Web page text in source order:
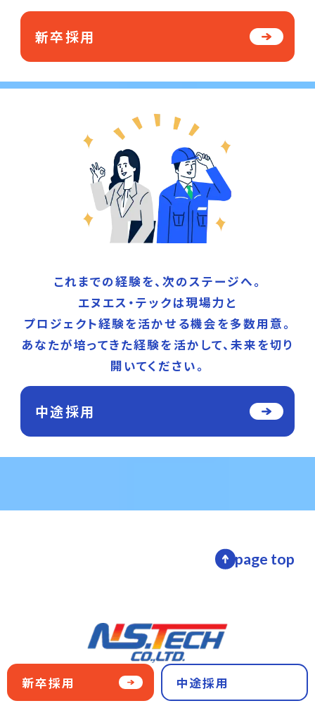
新卒採用 中途採用
新卒採用
これまでの経験を、次のステージへ。
エヌエス・テックは現場力と
プロジェクト経験を活かせる機会を多数用意。
あなたが培ってきた経験を活かして、未来を切り
開いてください。
中途採用
page top